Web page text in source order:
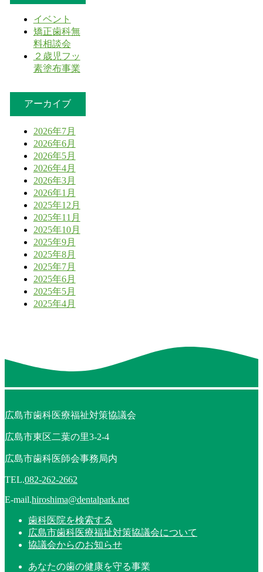
イベント
矯正歯科無
料相談会
２歳児フッ
素塗布事業
アーカイブ
2026年7月
2026年6月
2026年5月
2026年4月
2026年3月
2026年1月
2025年12月
2025年11月
2025年10月
2025年9月
2025年8月
2025年7月
2025年6月
2025年5月
2025年4月
広島市歯科医療福祉対策協議会
広島市東区二葉の里3-2-4
広島市歯科医師会事務局内
TEL.082-262-2662
E-mail.hiroshima@dentalpark.net
歯科医院を検索する
広島市歯科医療福祉対策協議会について
協議会からのお知らせ
あなたの歯の健康を守る事業